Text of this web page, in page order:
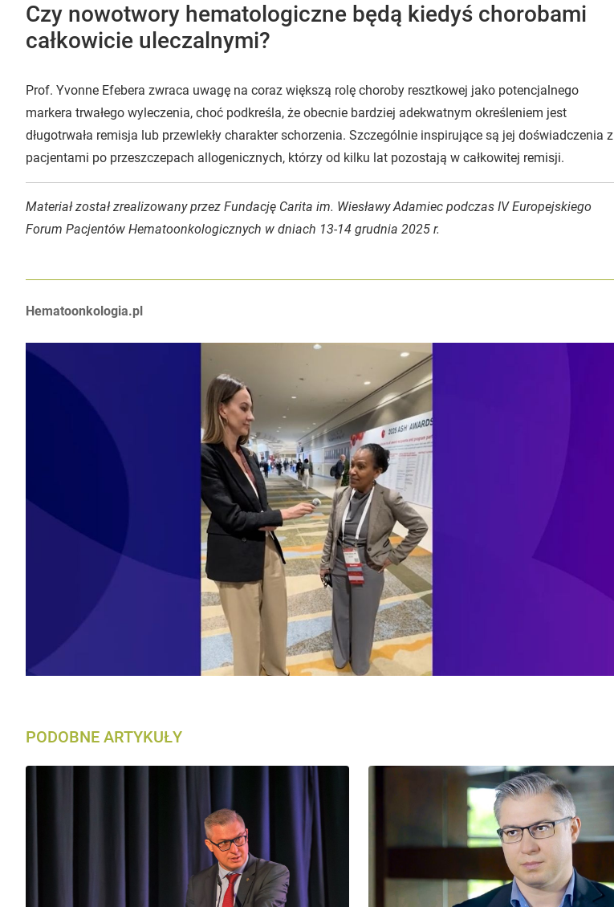
Czy nowotwory hematologiczne będą kiedyś chorobami
całkowicie uleczalnymi?
Prof. Yvonne Efebera zwraca uwagę na coraz większą rolę choroby resztkowej jako potencjalnego
markera trwałego wyleczenia, choć podkreśla, że obecnie bardziej adekwatnym określeniem jest
długotrwała remisja lub przewlekły charakter schorzenia. Szczególnie inspirujące są jej doświadczenia z
pacjentami po przeszczepach allogenicznych, którzy od kilku lat pozostają w całkowitej remisji.
Materiał został zrealizowany przez Fundację Carita im. Wiesławy Adamiec podczas IV Europejskiego
Forum Pacjentów Hematoonkologicznych w dniach 13-14 grudnia 2025 r.
Autorzy:
Hematoonkologia.pl
PODOBNE ARTYKUŁY